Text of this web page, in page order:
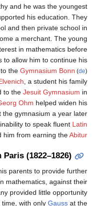
and he was the youngest
his education. They
and then private school in
a merchant. The young
in mathematics before
to allow him to continue his
the Gymnasium Bonn (de)
, a student his family
to the Jesuit Gymnasium in
Ohm helped widen his
the gymnasium a year later
to speak fluent Latin
him from earning theAbitur
(1822–1826)
parents to provide further
mathematics, against their
provided little opportunity
with only Gauss at the